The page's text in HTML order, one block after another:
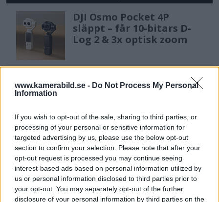
www.kamerabild.se - Do Not Process My Personal
Information
If you wish to opt-out of the sale, sharing to third parties, or
processing of your personal or sensitive information for
targeted advertising by us, please use the below opt-out
section to confirm your selection. Please note that after your
opt-out request is processed you may continue seeing
interest-based ads based on personal information utilized by
us or personal information disclosed to third parties prior to
your opt-out. You may separately opt-out of the further
disclosure of your personal information by third parties on the
DJI Osmo Pocket 4P
släppt – får 10-bitars D-
Log 2 & 3x optisk zoom
Tamron – kan vara värt
OM System lanserar
gratislån av kameror &
objektiv i Sverige